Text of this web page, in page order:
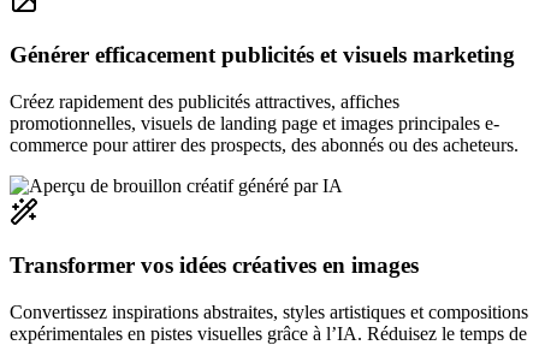
Générer efficacement publicités et visuels marketing
Créez rapidement des publicités attractives, affiches
promotionnelles, visuels de landing page et images principales e-
commerce pour attirer des prospects, des abonnés ou des acheteurs.
Transformer vos idées créatives en images
Convertissez inspirations abstraites, styles artistiques et compositions
expérimentales en pistes visuelles grâce à l’IA. Réduisez le temps de